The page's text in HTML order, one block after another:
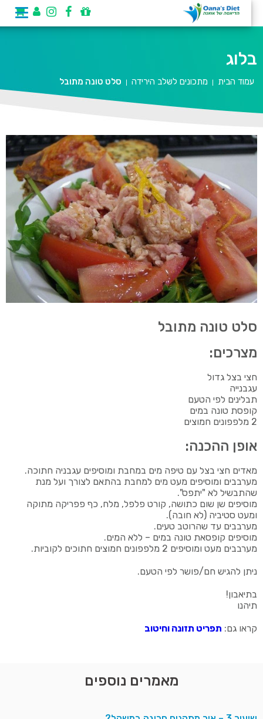
בלוג
עמוד הבית | מתכונים לשלב הירידה | סלט טונה מתובל
סלט טונה מתובל
מצרכים:
חצי בצל גדול
עגבנייה
תבלינים לפי הטעם
קופסת טונה במים
אופן ההכנה:
מאדים חצי בצל עם טיפה מים במחבת ומוסיפים עגבניה חתוכה.
מערבבים ומוסיפים מעט מים למחבת בהתאם לצורך ועל מנת
שהתבשיל לא "יתפס".
מוסיפים שן שום כתושה, קורט פלפל, מלח, כף פפריקה מתוקה
ומעט סטיביה (לא חובה).
מערבבים עד שהרוטב טעים.
מוסיפים קופסאת טונה במים – ללא המים.
מערבבים מעט ומוסיפים 2 מלפפונים חמוצים חתוכים לקוביות.
ניתן להגיש חם/פושר לפי הטעם.
בתיאבון!
תיהנו
קראו גם:תפריט תזונה וחיטוב
מאמרים נוספים